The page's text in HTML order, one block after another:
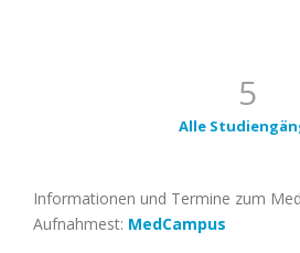
5
Alle
Informationen und Termine zum
Aufnahmest: MedCampus